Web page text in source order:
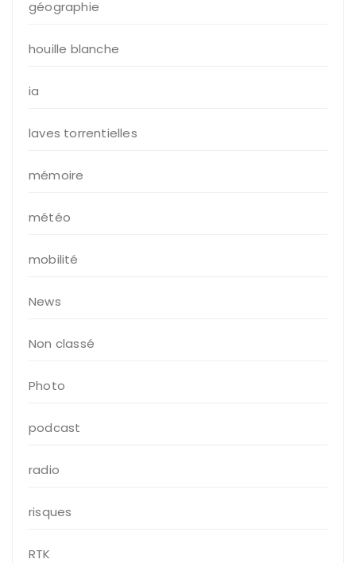
géographie
houille blanche
ia
laves torrentielles
mémoire
météo
mobilité
News
Non classé
Photo
podcast
radio
risques
RTK